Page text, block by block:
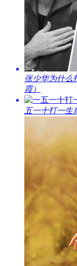
张少华为什么
霞）
五一十打一生